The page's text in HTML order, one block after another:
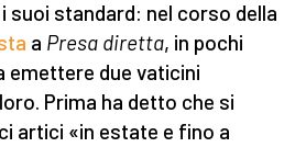
suoi standard: nel corso della
a Presa diretta, in pochi
emettere due vaticini
Prima ha detto che si
artici «in estate e fino a